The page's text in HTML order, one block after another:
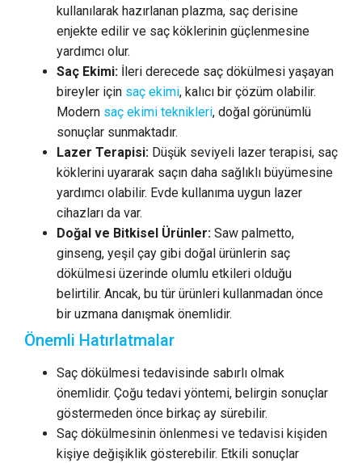
kullanılarak hazırlanan plazma, saç derisine
enjekte edilir ve saç köklerinin güçlenmesine
yardımcı olur.
Saç Ekimi: İleri derecede saç dökülmesi yaşayan
bireyler için saç ekimi, kalıcı bir çözüm olabilir.
Modern saç ekimi teknikleri, doğal görünümlü
sonuçlar sunmaktadır.
Lazer Terapisi: Düşük seviyeli lazer terapisi, saç
köklerini uyararak saçın daha sağlıklı büyümesine
yardımcı olabilir. Evde kullanıma uygun lazer
cihazları da var.
Doğal ve Bitkisel Ürünler: Saw palmetto,
ginseng, yeşil çay gibi doğal ürünlerin saç
dökülmesi üzerinde olumlu etkileri olduğu
belirtilir. Ancak, bu tür ürünleri kullanmadan önce
bir uzmana danışmak önemlidir.
Önemli Hatırlatmalar
Saç dökülmesi tedavisinde sabırlı olmak
önemlidir. Çoğu tedavi yöntemi, belirgin sonuçlar
göstermeden önce birkaç ay sürebilir.
Saç dökülmesinin önlenmesi ve tedavisi kişiden
kişiye değişiklik gösterebilir. Etkili sonuçlar